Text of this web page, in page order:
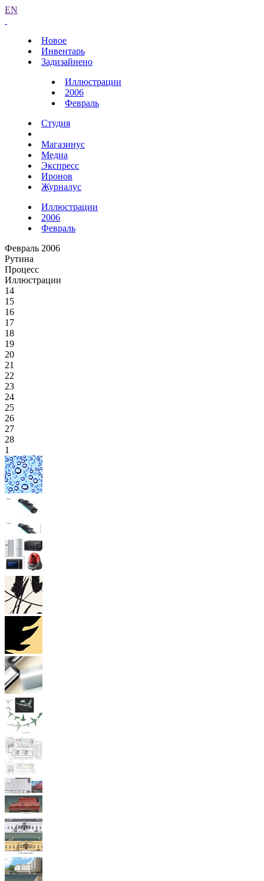
EN
Новое
Инвентарь
Задизайнено
Иллюстрации
2006
Февраль
Студия
Магазинус
Медиа
Экспресс
Иронов
Журналус
Иллюстрации
2006
Февраль
Февраль 2006
Рутина
Процесс
Иллюстрации
14
15
16
17
18
19
20
21
22
23
24
25
26
27
28
1